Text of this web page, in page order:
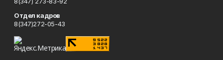
Отдел кадров
8(347)272-05-43